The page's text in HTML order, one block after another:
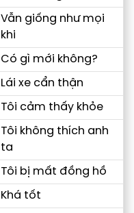
Vẫn giống như mọi
khi
Có gì mới không?
Lái xe cẩn thận
Tôi cảm thấy khỏe
Tôi không thích anh
ta
Tôi bị mất đồng hồ
Khá tốt